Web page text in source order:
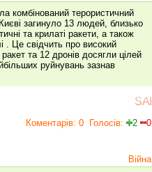
комбінований терористичний
загинуло 13 людей, близько
та крилаті ракети, а також
. Це свідчить про високий
та 12 дронів досягли цілей
руйнувань зазнав
SAI
Коментарів: 0 Голосів: 2 0
Війна